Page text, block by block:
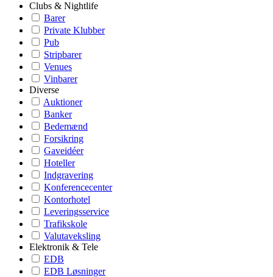
Clubs & Nightlife
Barer
Private Klubber
Pub
Stripbarer
Venues
Vinbarer
Diverse
Auktioner
Banker
Bedemænd
Forsikring
Gaveidéer
Hoteller
Indgravering
Konferencecenter
Kontorhotel
Leveringsservice
Trafikskole
Valutaveksling
Elektronik & Tele
EDB
EDB Løsninger